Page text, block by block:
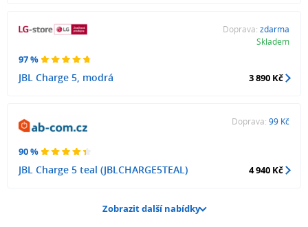
97 %
JBL Charge 5, modrá
Doprava: zdarma
Skladem
3 890 Kč
90 %
JBL Charge 5 teal (JBLCHARGE5TEAL)
Doprava: 99 Kč
4 940 Kč
Zobrazit další nabídky